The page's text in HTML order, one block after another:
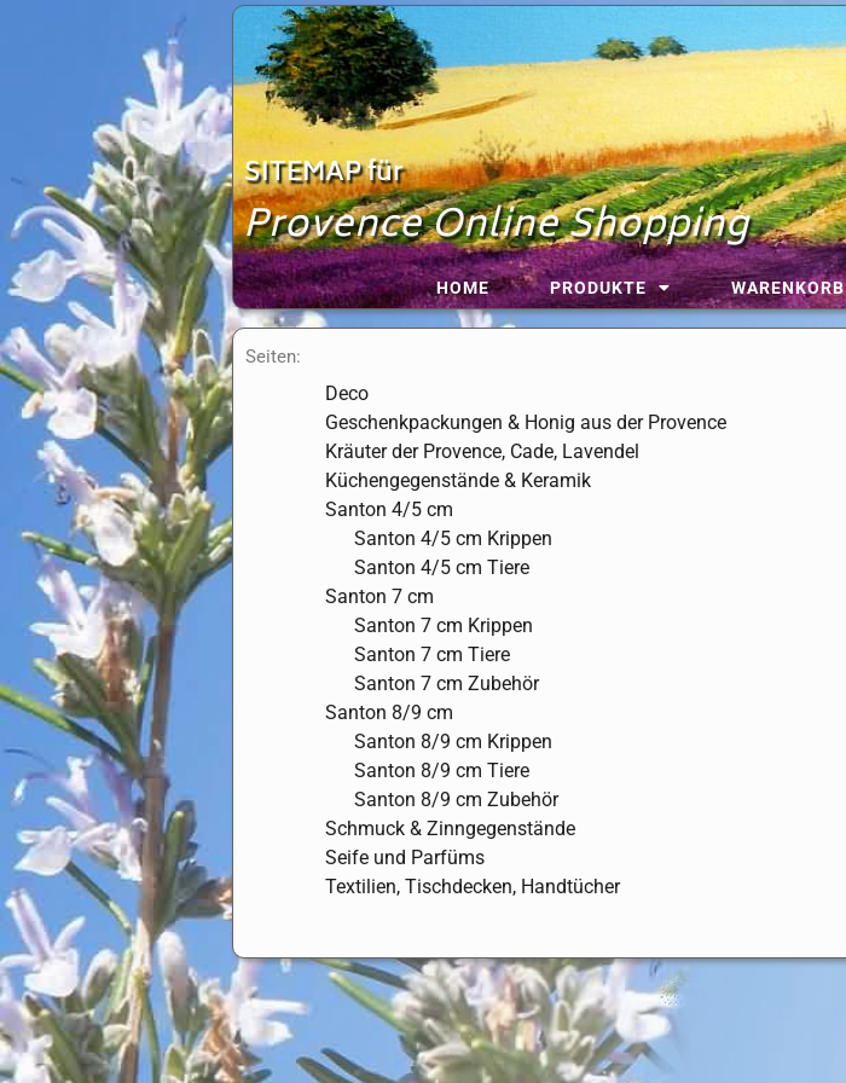
SITEMAP für
Provence Online Shopping
HOME PRODUKTE WARENKORB
Seiten:
Deco
Geschenkpackungen & Honig aus der Provence
Kräuter der Provence, Cade, Lavendel
Küchengegenstände & Keramik
Santon 4/5 cm
Santon 4/5 cm Krippen
Santon 4/5 cm Tiere
Santon 7 cm
Santon 7 cm Krippen
Santon 7 cm Tiere
Santon 7 cm Zubehör
Santon 8/9 cm
Santon 8/9 cm Krippen
Santon 8/9 cm Tiere
Santon 8/9 cm Zubehör
Schmuck & Zinngegenstände
Seife und Parfüms
Textilien, Tischdecken, Handtücher